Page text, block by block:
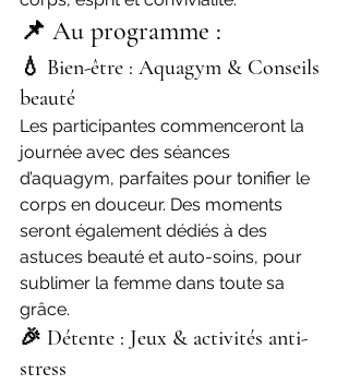
📌 Au programme :
💧 Bien-être : Aquagym & Conseils
beauté
Les participantes commenceront la
journée avec des séances
d’aquagym, parfaites pour tonifier le
corps en douceur. Des moments
seront également dédiés à des
astuces beauté et auto-soins, pour
sublimer la femme dans toute sa
grâce.
🎉 Détente : Jeux & activités anti-
stress